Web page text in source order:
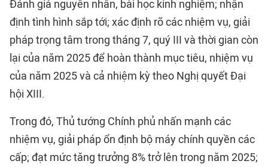
Đánh giá nguyên nhân, bài học kinh nghiệm; nhận
định tình hình sắp tới; xác định rõ các nhiệm vụ, giải
pháp trọng tâm trong tháng 7, quý III và thời gian còn
lại của năm 2025 để hoàn thành mục tiêu, nhiệm vụ
của năm 2025 và cả nhiệm kỳ theo Nghị quyết Đại
hội XIII.
Trong đó, Thủ tướng Chính phủ nhấn mạnh các
nhiệm vụ, giải pháp ổn định bộ máy chính quyền các
cấp; đạt mức tăng trưởng 8% trở lên trong năm 2025;